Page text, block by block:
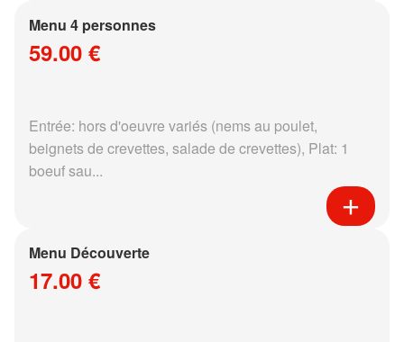
Menu 4 personnes
59.00 €
Entrée: hors d'oeuvre variés (nems au poulet,
beignets de crevettes, salade de crevettes), Plat: 1
boeuf sau...
Menu Découverte
17.00 €